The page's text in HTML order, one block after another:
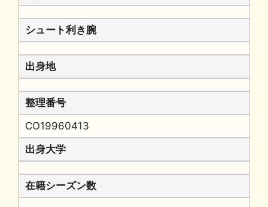
シュート利き腕
出身地
整理番号
CO19960413
出身大学
在籍シーズン数